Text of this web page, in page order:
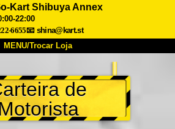
Kart Shibuya Annex
22:00
6655📧 shina@kart.st
MENU/Trocar Loja
Especificações Preços
Opiniões FAQ
Reserva
de